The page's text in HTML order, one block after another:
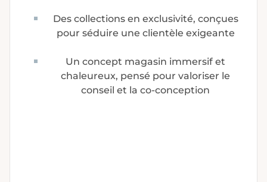
Des collections en exclusivité, conçues
pour séduire une clientèle exigeante
Un concept magasin immersif et
chaleureux, pensé pour valoriser le
conseil et la co-conception